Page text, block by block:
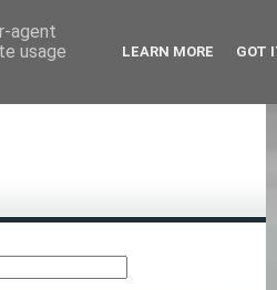
agent
usage
LEARN MORE GOT